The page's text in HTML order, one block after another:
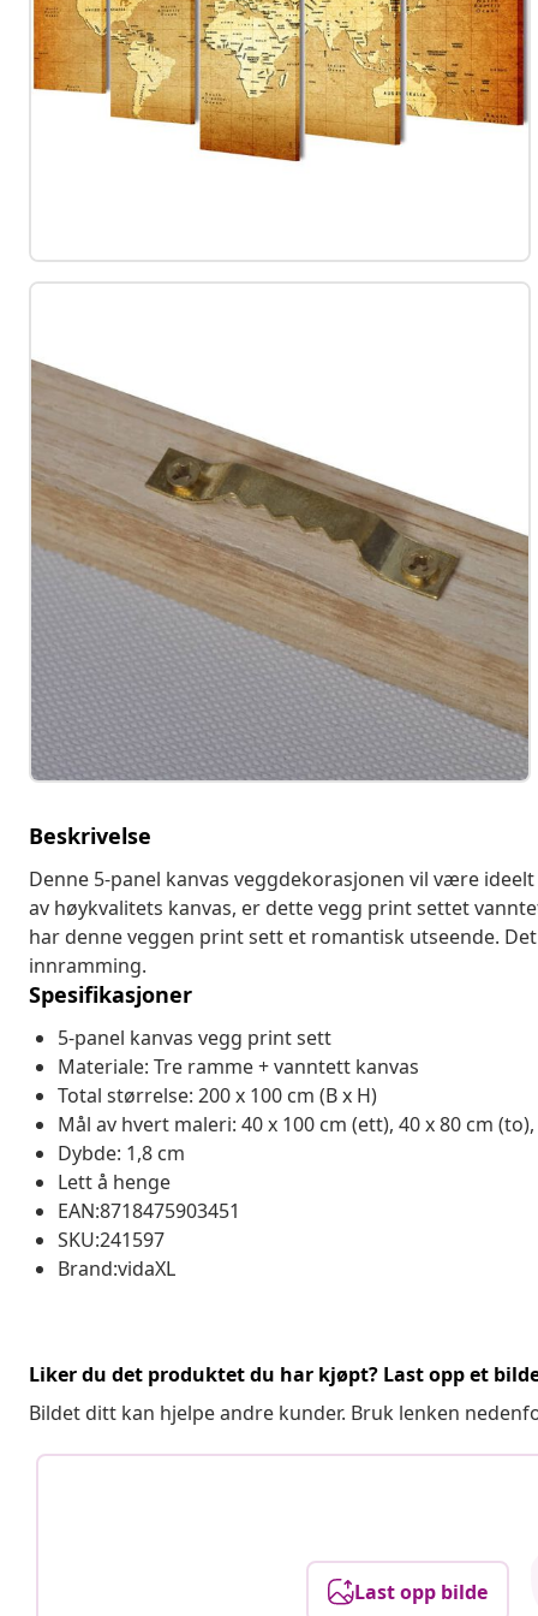
Beskrivelse
Denne 5-panel kanvas veggdekorasjonen vil være
av høykvalitets kanvas, er dette vegg print settet
har denne veggen print sett et romantisk utseende.
innramming.
Spesifikasjoner
5-panel kanvas vegg print sett
Materiale: Tre ramme + vanntett kanvas
Total størrelse: 200 x 100 cm (B x H)
Mål av hvert maleri: 40 x 100 cm (ett), 40 x 80 cm
Dybde: 1,8 cm
Lett å henge
EAN:8718475903451
SKU:241597
Brand:vidaXL
Liker du det produktet du har kjøpt? Last opp et
Bildet ditt kan hjelpe andre kunder. Bruk lenken
Last opp bilde